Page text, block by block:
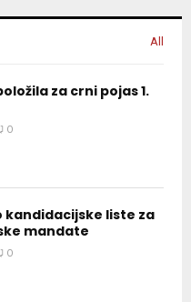
All
za crni pojas 1.
0
kandidacijske liste za
mandate
0